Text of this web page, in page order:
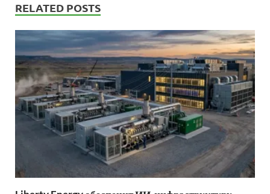
RELATED POSTS